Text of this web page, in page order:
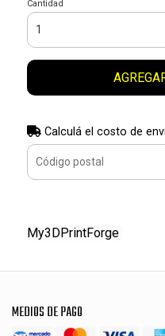
Cantidad
Calculá el costo de
My3DPrintForge
MEDIOS DE PAGO